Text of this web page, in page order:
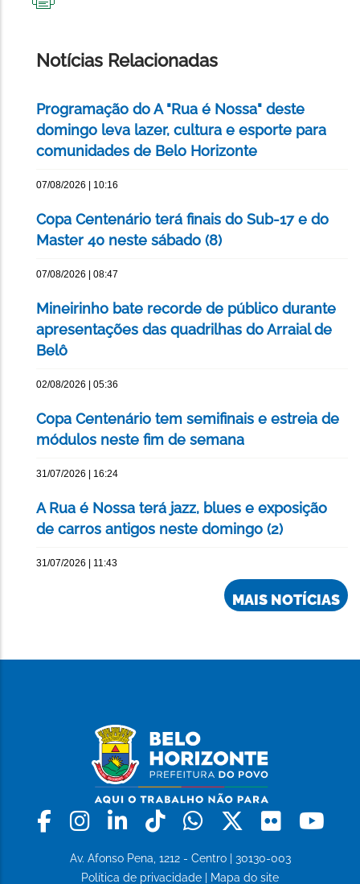
Notícias Relacionadas
Programação do A "Rua é Nossa" deste
domingo leva lazer, cultura e esporte para
comunidades de Belo Horizonte
07/08/2026 | 10:16
Copa Centenário terá finais do Sub-17 e do
Master 40 neste sábado (8)
07/08/2026 | 08:47
Mineirinho bate recorde de público durante
apresentações das quadrilhas do Arraial de
Belô
02/08/2026 | 05:36
Copa Centenário tem semifinais e estreia de
módulos neste fim de semana
31/07/2026 | 16:24
A Rua é Nossa terá jazz, blues e exposição
de carros antigos neste domingo (2)
31/07/2026 | 11:43
MAIS NOTÍCIAS
Facebook
Instagram
LinkedinTiktokWhatsapp
X Flickr
Av. Afonso Pena, 1212 - Centro | 30130-003
Política de privacidade
Mapa do site